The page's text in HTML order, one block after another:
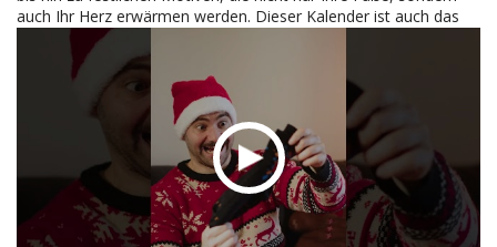
auch Ihr Herz erwärmen werden. Dieser Kalender ist auch das
perfekte Geschenk für Ihre Liebsten - er bringt 24 Tage voller
kleiner Überraschungen und großer Freude. Bereiten Sie sich auf
Weihnachten vor mit dem Stil und dem Komfort, den unser
Socken-Adventskalender bietet.